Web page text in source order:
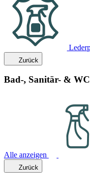
Zurück
Bad-, Sanitär- &
Alle anzeigen
Zurück